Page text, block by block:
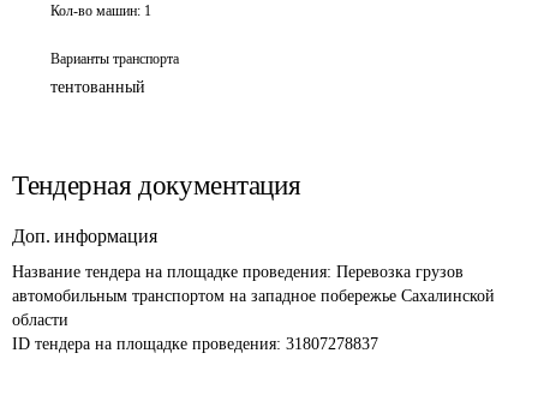
Кол-во машин: 1
Варианты транспорта
тентованный
Тендерная документация
Доп. информация
Название тендера на площадке проведения: Перевозка грузов
автомобильным транспортом на западное побережье Сахалинской
области
ID тендера на площадке проведения: 31807278837